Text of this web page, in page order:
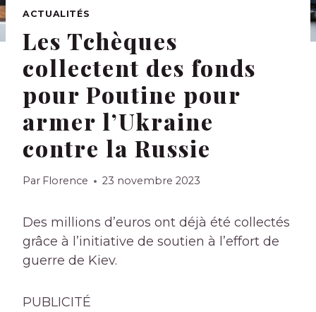
ACTUALITÉS
Les Tchèques
collectent des fonds
pour Poutine pour
armer l’Ukraine
contre la Russie
Par Florence 23 novembre 2023
Des millions d’euros ont déjà été collectés
grâce à l’initiative de soutien à l’effort de
guerre de Kiev.
PUBLICITÉ